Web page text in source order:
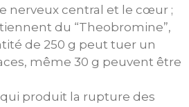
nerveux central et le cœur ;
du “Theobromine”,
de 250 g peut tuer un
même 30 g peuvent être
qui produit la rupture des